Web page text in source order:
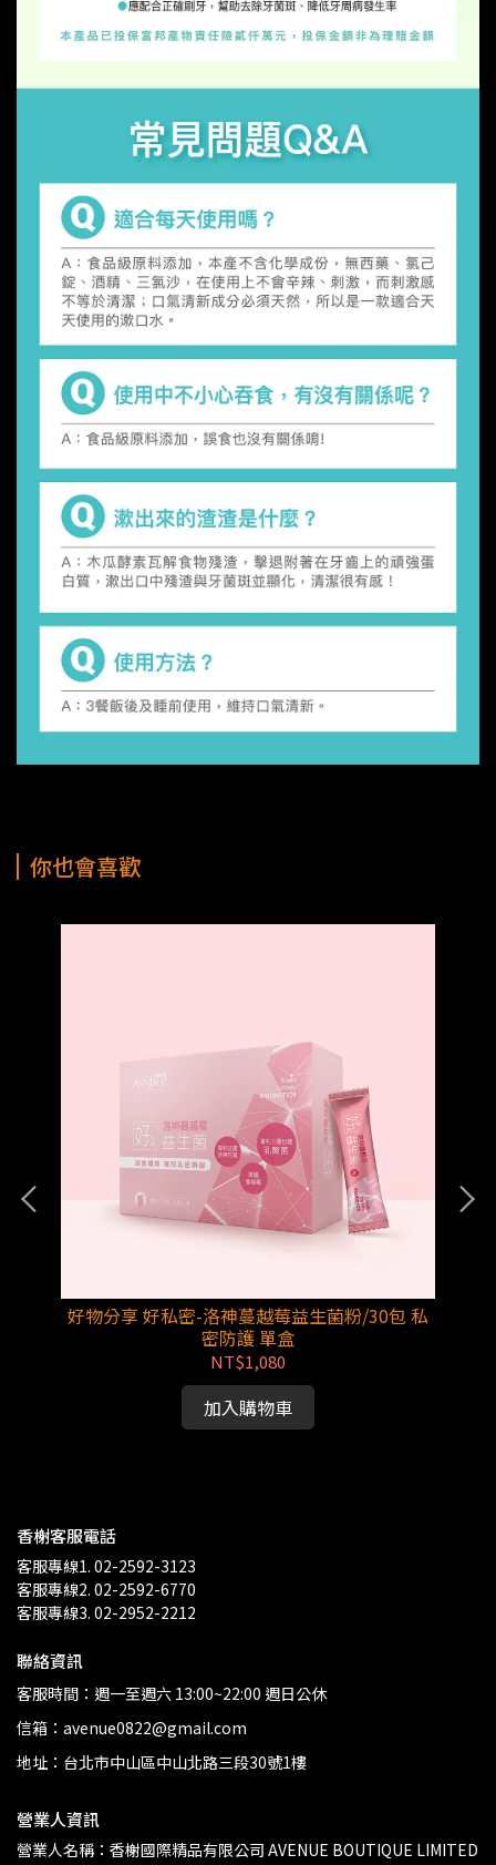
你也會喜歡
好物分享 好私密-洛神蔓越莓益生菌粉/30包 私
密防護 單盒
NT$1,080
加入購物車
香榭客服電話
客服專線1. 02-2592-3123
客服專線2. 02-2592-6770
客服專線3. 02-2952-2212
聯絡資訊
客服時間：週一至週六 13:00~22:00 週日公休
信箱：avenue0822@gmail.com
地址：台北市中山區中山北路三段30號1樓
營業人資訊
營業人名稱：香榭國際精品有限公司 AVENUE BOUTIQUE LIMITED